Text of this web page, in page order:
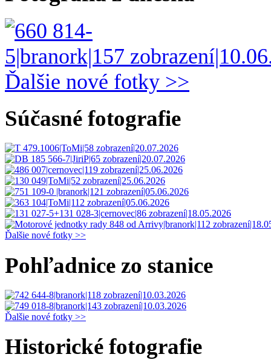
Ďalšie nové fotky >>
Súčasné fotografie
Ďalšie nové fotky >>
Pohľadnice zo stanice
Ďalšie nové fotky >>
Historické fotografie